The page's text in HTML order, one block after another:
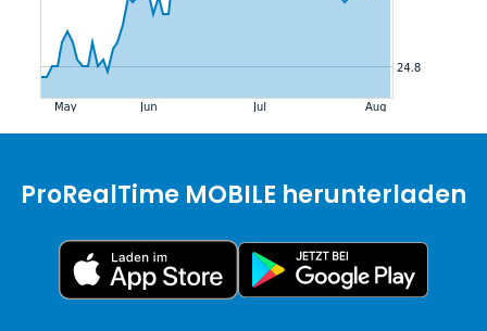
ProRealTime MOBILE herunterladen